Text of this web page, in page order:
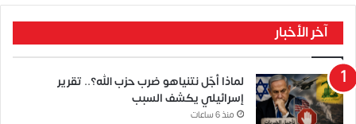
آخر الأخبار
لماذا أجّل نتنياهو ضرب حزب الله؟.. تقرير
إسرائيلي يكشف السبب
منذ 6 ساعات